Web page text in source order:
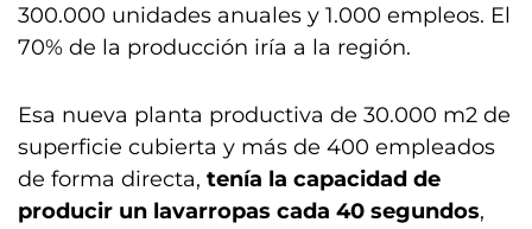
300.000 unidades anuales y 1.000 empleos. El
70% de la producción iría a la región.
Esa nueva planta productiva de 30.000 m2 de
superficie cubierta y más de 400 empleados
de forma directa, tenía la capacidad de
producir un lavarropas cada 40 segundos,